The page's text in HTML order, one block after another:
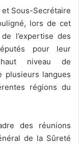
Sous-Secrétaire
lors de cet
l’expertise des
pour leur
niveau de
plusieurs langues
régions du
des réunions
de la Sûreté